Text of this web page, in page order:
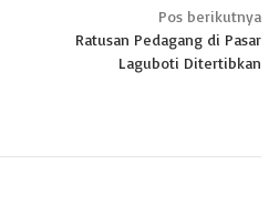
Pos berikutnya
Ratusan Pedagang di Pasar
Laguboti Ditertibkan